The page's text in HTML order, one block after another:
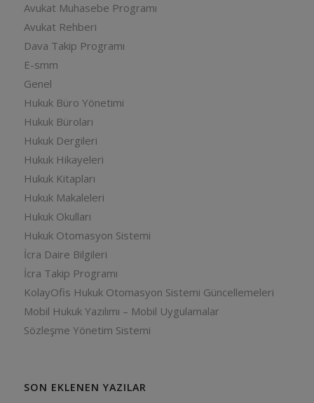
Avukat Muhasebe Programı
Avukat Rehberi
Dava Takip Programı
E-smm
Genel
Hukuk Büro Yönetimi
Hukuk Büroları
Hukuk Dergileri
Hukuk Hikayeleri
Hukuk Kitapları
Hukuk Makaleleri
Hukuk Okulları
Hukuk Otomasyon Sistemi
İcra Daire Bilgileri
İcra Takip Programı
KolayOfis Hukuk Otomasyon Sistemi Güncellemeleri
Mobil Hukuk Yazılımı – Mobil Uygulamalar
Sözleşme Yönetim Sistemi
SON EKLENEN YAZILAR